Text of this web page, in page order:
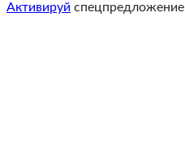
Активируй спецпредложение